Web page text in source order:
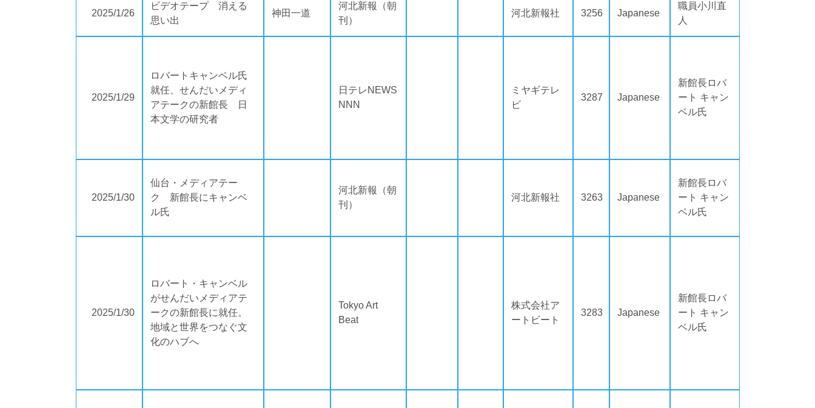
2025/1/26
ビデオテープ 消える
思い出
神田一道
河北新報（朝
刊）
河北新報社 3256 Japanese
職員小川直
人
2025/1/29
ロバートキャンベル氏
就任、せんだいメディ
アテークの新館長 日
本文学の研究者
日テレNEWS
NNN
ミヤギテレ
ビ
3287 Japanese
新館長ロバ
ート キャン
ベル氏
2025/1/30
仙台・メディアテー
ク 新館長にキャンベ
ル氏
河北新報（朝
刊）
河北新報社 3263 Japanese
新館長ロバ
ート キャン
ベル氏
2025/1/30
ロバート・キャンベル
がせんだいメディアテ
ークの新館長に就任。
地域と世界をつなぐ文
化のハブへ
Tokyo Art
Beat
株式会社ア
ートビート
3283 Japanese
新館長ロバ
ート キャン
ベル氏